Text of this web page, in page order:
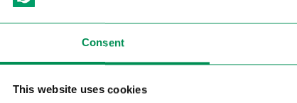
Consent
This website uses cookies
Con i fornitori vengono concordati standard